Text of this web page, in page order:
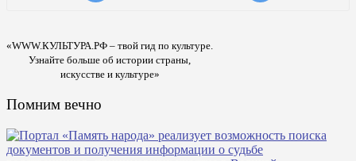
«WWW.КУЛЬТУРА.РФ – твой гид по культуре.
Узнайте больше об истории страны,
искусстве и культуре»
Помним вечно